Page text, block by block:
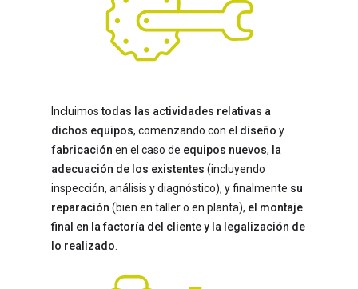
Incluimostodas las actividades relativas a
dichos equipos, comenzando con el diseño y
fabricación en el caso de equipos nuevos, la
adecuación de los existentes (incluyendo
inspección, análisis y diagnóstico), y finalmente su
reparación (bien en taller o en planta), el montaje
final en la factoría del cliente y la legalización de
lo realizado.